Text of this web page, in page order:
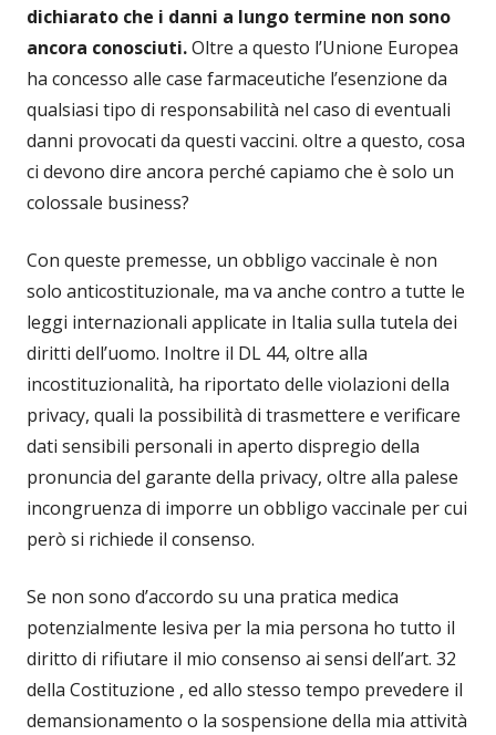
dichiarato che i danni a lungo termine non sono
ancora conosciuti.Oltre a questo l’Unione Europea
ha concesso alle case farmaceutiche l’esenzione da
qualsiasi tipo di responsabilità nel caso di eventuali
danni provocati da questi vaccini. oltre a questo, cosa
ci devono dire ancora perché capiamo che è solo un
colossale business?
Con queste premesse, un obbligo vaccinale è non
solo anticostituzionale, ma va anche contro a tutte le
leggi internazionali applicate in Italia sulla tutela dei
diritti dell’uomo. Inoltre il DL 44, oltre alla
incostituzionalità, ha riportato delle violazioni della
privacy, quali la possibilità di trasmettere e verificare
dati sensibili personali in aperto dispregio della
pronuncia del garante della privacy, oltre alla palese
incongruenza di imporre un obbligo vaccinale per cui
però si richiede il consenso.
Se non sono d’accordo su una pratica medica
potenzialmente lesiva per la mia persona ho tutto il
diritto di rifiutare il mio consenso ai sensi dell’art. 32
della Costituzione , ed allo stesso tempo prevedere il
demansionamento o la sospensione della mia attività